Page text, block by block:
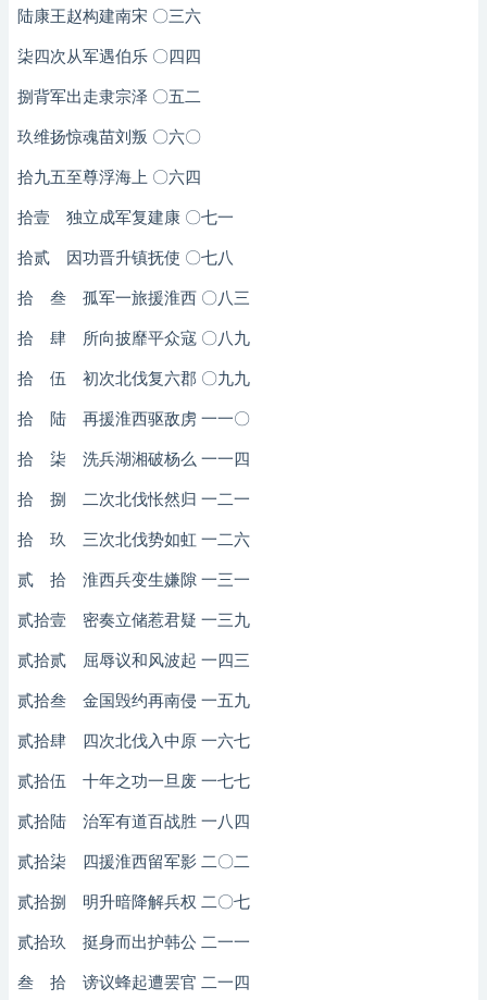
陆康王赵构建南宋 〇三六
柒四次从军遇伯乐 〇四四
捌背军出走隶宗泽 〇五二
玖维扬惊魂苗刘叛 〇六〇
拾九五至尊浮海上 〇六四
拾壹 独立成军复建康 〇七一
拾贰 因功晋升镇抚使 〇七八
拾 叁 孤军一旅援淮西 〇八三
拾 肆 所向披靡平众寇 〇八九
拾 伍 初次北伐复六郡 〇九九
拾 陆 再援淮西驱敌虏 一一〇
拾 柒 洗兵湖湘破杨么 一一四
拾 捌 二次北伐怅然归 一二一
拾 玖 三次北伐势如虹 一二六
贰 拾 淮西兵变生嫌隙 一三一
贰拾壹 密奏立储惹君疑 一三九
贰拾贰 屈辱议和风波起 一四三
贰拾叁 金国毁约再南侵 一五九
贰拾肆 四次北伐入中原 一六七
贰拾伍 十年之功一旦废 一七七
贰拾陆 治军有道百战胜 一八四
贰拾柒 四援淮西留军影 二〇二
贰拾捌 明升暗降解兵权 二〇七
贰拾玖 挺身而出护韩公 二一一
叁 拾 谤议蜂起遭罢官 二一四